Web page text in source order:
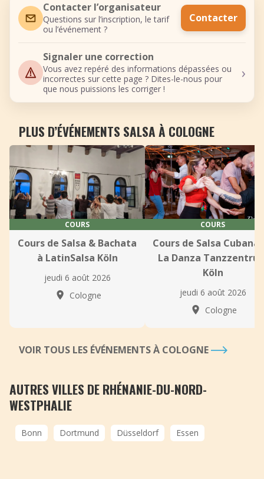
Contacter l’organisateur
Questions sur l’inscription, le tarif
ou l’événement ?
Contacter
Signaler une correction
Vous avez repéré des informations dépassées ou
incorrectes sur cette page ? Dites-le-nous pour
que nous puissions les corriger !
›
PLUS D’ÉVÉNEMENTS SALSA À COLOGNE
COURS
Cours de Salsa & Bachata
à LatinSalsa Köln
jeudi 6 août 2026
Cologne
COURS
Cours de Salsa Cubana
La Danza
Köln
jeudi 6 août 2026
Cologne
VOIR TOUS LES ÉVÉNEMENTS À COLOGNE
AUTRES VILLES DE RHÉNANIE-DU-NORD-
WESTPHALIE
Bonn Dortmund Düsseldorf Essen